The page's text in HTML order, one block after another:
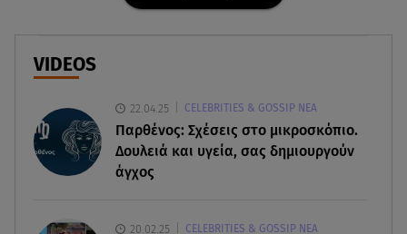
Μήλος: Ελικόπτερο προσγειώθηκε στο
Μαντόνα για Γουίλιαμ Όρμπιτ: «Η μουσική σου
μου έδωσε ένα μαγικό χαλί»
περιοχές - 400 φωτιές σε 10 μέρες
VIDEOS
22.04.25 CELEBRITIES & GOSSIP ΝΕΑ
Παρθένος: Σχέσεις στο μικροσκόπιο.
Δουλειά και υγεία, σας δημιουργούν
άγχος
20.02.25 CELEBRITIES & GOSSIP ΝΕΑ